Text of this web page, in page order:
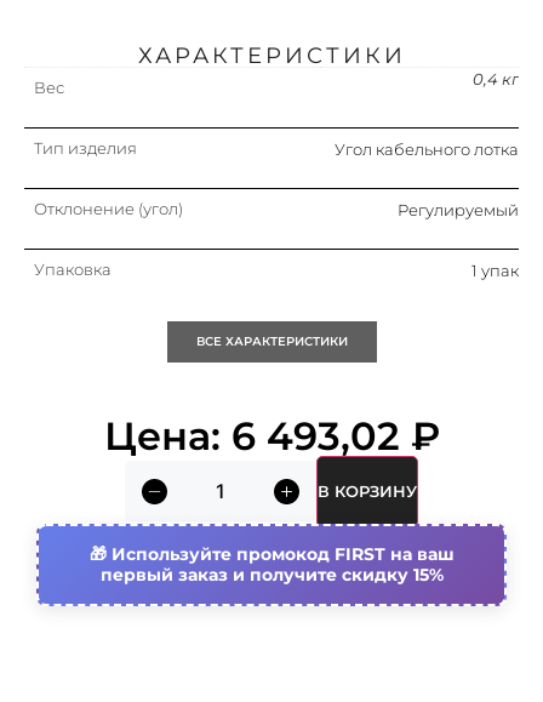
ХАРАКТЕРИСТИКИ
Вес 0,4 кг
Тип изделия Угол кабельного лотка
Отклонение (угол) Регулируемый
Упаковка 1 упак
Высота кабельного лотка
Ширина кабельного лотка
Материал Сталь
ВСЕ ХАРАКТЕРИСТИКИ
Цена: 6 493,02 ₽
В КОРЗИНУ
Используйте промокод FIRST на ваш
первый заказ и получите скидку 15%